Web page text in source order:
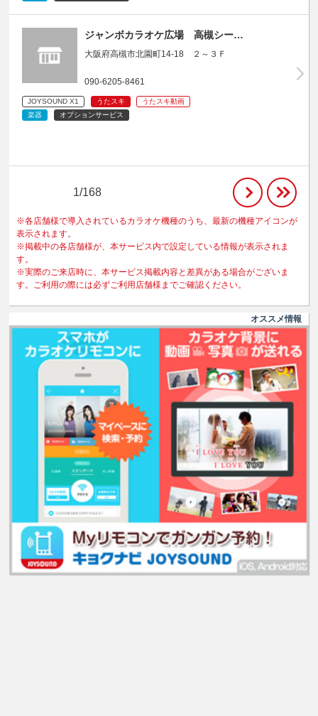
ジャンボカラオケ広場 高槻シー…
大阪府高槻市北園町14-18 ２～３Ｆ
090-6205-8461
JOYSOUND X1 うたスキ
うたスキ動画
楽器
オプションサービス
1/168
※各店舗様で導入されているカラオケ機種のうち、最新の機種アイコンが
表示されます。
※掲載中の各店舗様が、本サービス内で設定している情報が表示されま
す。
※実際のご来店時に、本サービス掲載内容と差異がある場合がございま
す。ご利用の際には必ずご利用店舗様までご確認ください。
オススメ情報